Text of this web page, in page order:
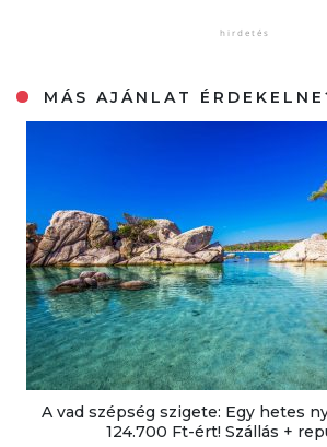
MÁS AJÁNLAT
A vad szépség szigete: Egy hetes
124.700 Ft-ért! Szállás +